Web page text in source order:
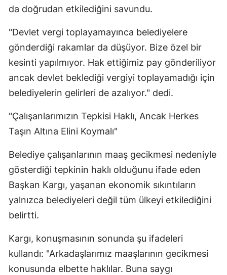
da doğrudan etkilediğini savundu.
"Devlet vergi toplayamayınca belediyelere
gönderdiği rakamlar da düşüyor. Bize özel bir
kesinti yapılmıyor. Hak ettiğimiz pay gönderiliyor
ancak devlet beklediği vergiyi toplayamadığı için
belediyelerin gelirleri de azalıyor." dedi.
"Çalışanlarımızın Tepkisi Haklı, Ancak Herkes
Taşın Altına Elini Koymalı"
Belediye çalışanlarının maaş gecikmesi nedeniyle
gösterdiği tepkinin haklı olduğunu ifade eden
Başkan Kargı, yaşanan ekonomik sıkıntıların
yalnızca belediyeleri değil tüm ülkeyi etkilediğini
belirtti.
Kargı, konuşmasının sonunda şu ifadeleri
kullandı: "Arkadaşlarımız maaşlarının gecikmesi
konusunda elbette haklılar. Buna saygı